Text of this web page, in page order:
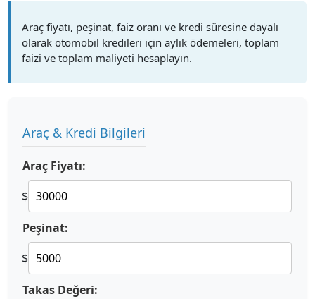
Araç fiyatı, peşinat, faiz oranı ve kredi süresine dayalı
olarak otomobil kredileri için aylık ödemeleri, toplam
faizi ve toplam maliyeti hesaplayın.
Araç & Kredi Bilgileri
Araç Fiyatı:
$
Peşinat:
$
Takas Değeri: